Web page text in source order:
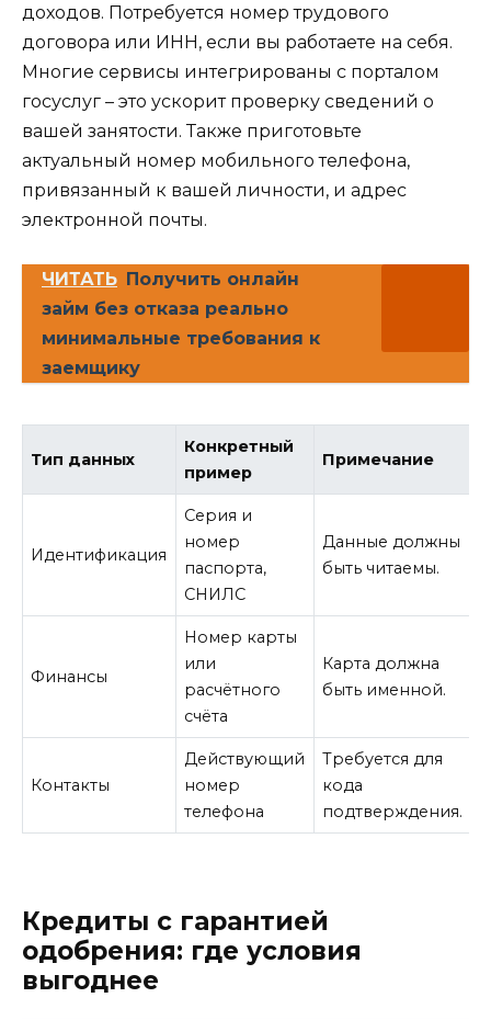
доходов. Потребуется номер трудового
договора или ИНН, если вы работаете на себя.
Многие сервисы интегрированы с порталом
госуслуг – это ускорит проверку сведений о
вашей занятости. Также приготовьте
актуальный номер мобильного телефона,
привязанный к вашей личности, и адрес
электронной почты.
ЧИТАТЬ Получить онлайн
займ без отказа реально
минимальные требования к
заемщику
Тип данных
Конкретный
пример
Примечание
Идентификация
Серия и
номер
паспорта,
СНИЛС
Данные должны
быть читаемы.
Финансы
Номер карты
или
расчётного
счёта
Карта должна
быть именной.
Контакты
Действующий
номер
телефона
Требуется для
кода
подтверждения.
Кредиты с гарантией
одобрения: где условия
выгоднее